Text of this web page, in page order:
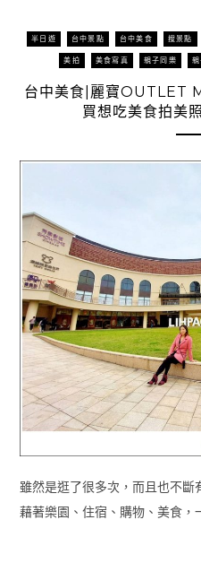
半日遊 台中景點 台中美食 搜景點
美拍 美食寫真 親子同樂
台中美食|麗寶OUTLET
買想吃美食拍美
雖然是逛了很多次，而且也不
藉著樂園、住宿、購物、美食，